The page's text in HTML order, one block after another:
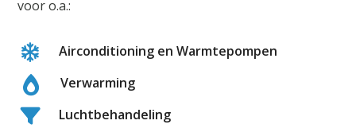
voor o.a.:
Airconditioning en Warmtepompen
Verwarming
Luchtbehandeling